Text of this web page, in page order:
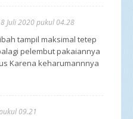
Juli 2020 pukul 04.28
tampil maksimal tetep
pelembut pakaiannya
Karena keharumannnya
09.21